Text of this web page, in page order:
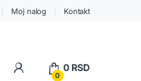
Moj nalog Kontakt
0
0 RSD